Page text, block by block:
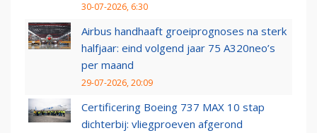
30-07-2026, 6:30
Airbus handhaaft groeiprognoses na sterk
halfjaar: eind volgend jaar 75 A320neo’s
per maand
29-07-2026, 20:09
Certificering Boeing 737 MAX 10 stap
dichterbij: vliegproeven afgerond